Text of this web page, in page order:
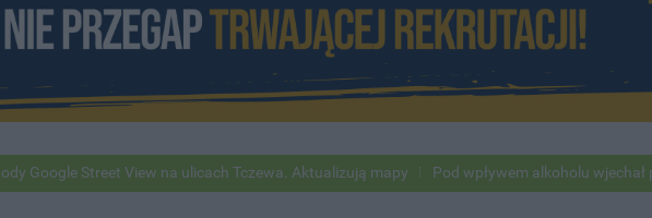
Street View na ulicach Tczewa. Aktualizują mapy Pod wpływem alkoholu wjechał pod